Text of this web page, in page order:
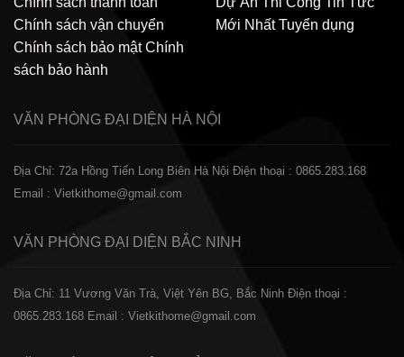
Chính sách vận chuyển
Chính sách bảo mật Chính
sách bảo hành
Mới Nhất Tuyển dụng
VĂN PHÒNG ĐẠI DIỆN HÀ NỘI
Địa Chỉ: 72a Hồng Tiến Long Biên Hà Nội Điện thoại : 0865.283.168
Email : Vietkithome@gmail.com
VĂN PHÒNG ĐẠI DIỆN BẮC NINH
Địa Chỉ: 11 Vương Văn Trà, Việt Yên BG, Bắc Ninh Điện thoại :
0865.283.168 Email : Vietkithome@gmail.com